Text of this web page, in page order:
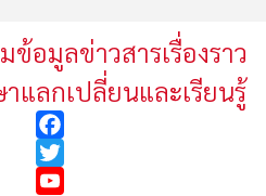
ข้อมูลข่าวสารเรื่องราว
แลกเปลี่ยนและเรียนรู้
Facebook
Twitter